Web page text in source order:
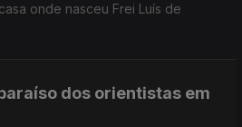
onde nasceu Frei Luís de
dos orientistas em